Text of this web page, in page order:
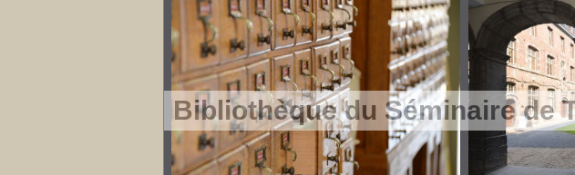
Bibliothèque du Séminaire de